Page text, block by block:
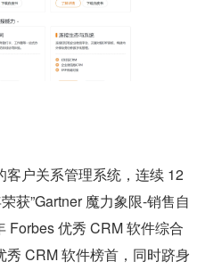
户关系管理系统，连续 12
获”Gartner 魔力象限-销售自
Forbes 优秀 CRM 软件综合
CRM 软件榜首，同时跻身